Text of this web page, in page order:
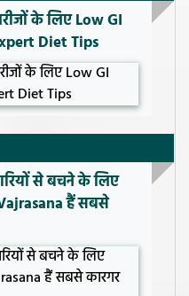
के लिए Low GI
Diet Tips
से बचने के लिए
हैं सबसे